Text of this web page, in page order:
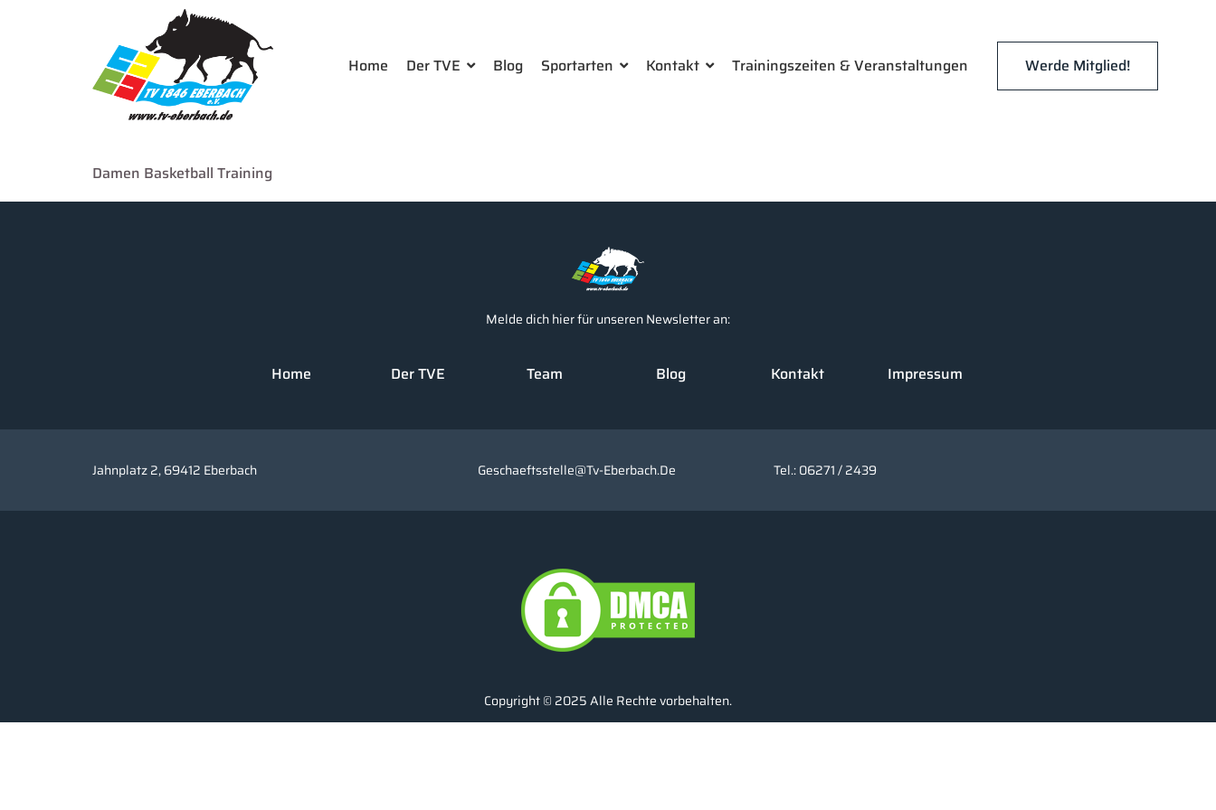
Home Der TVE Blog Sportarten Kontakt Trainingszeiten & Veranstaltungen Werde Mitglied!
Damen Basketball Training
Melde dich hier für unseren Newsletter an:
Home Der TVE Team Blog Kontakt Impressum
Jahnplatz 2, 69412 Eberbach Geschaeftsstelle@tv-Eberbach.de Tel.: 06271 / 2439
Copyright © 2025 Alle Rechte vorbehalten.